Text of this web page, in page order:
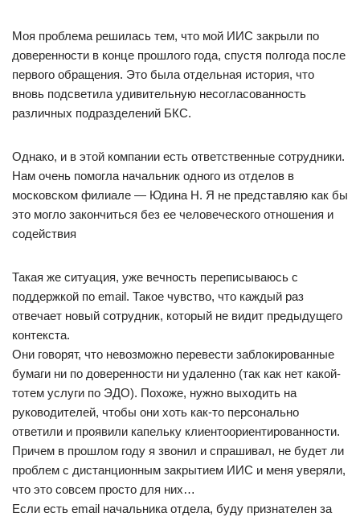
Моя проблема решилась тем, что мой ИИС закрыли по
доверенности в конце прошлого года, спустя полгода после
первого обращения. Это была отдельная история, что
вновь подсветила удивительную несогласованность
различных подразделений БКС.
Однако, и в этой компании есть ответственные сотрудники.
Нам очень помогла начальник одного из отделов в
московском филиале — Юдина Н. Я не представляю как бы
это могло закончиться без ее человеческого отношения и
содействия
Такая же ситуация, уже вечность переписываюсь с
поддержкой по email. Такое чувство, что каждый раз
отвечает новый сотрудник, который не видит предыдущего
контекста.
Они говорят, что невозможно перевести заблокированные
бумаги ни по доверенности ни удаленно (так как нет какой-
тотем услуги по ЭДО). Похоже, нужно выходить на
руководителей, чтобы они хоть как-то персонально
ответили и проявили капельку клиентоориентированности.
Причем в прошлом году я звонил и спрашивал, не будет ли
проблем с дистанционным закрытием ИИС и меня уверяли,
что это совсем просто для них…
Если есть email начальника отдела, буду признателен за